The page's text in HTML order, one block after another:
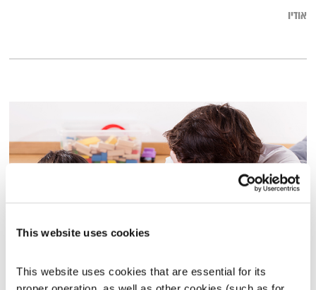
This website uses cookies
This website uses cookies that are essential for its
אודיו
הקול יחסים
דליה אילת, גליה אלכסנדר ודנה דבורין